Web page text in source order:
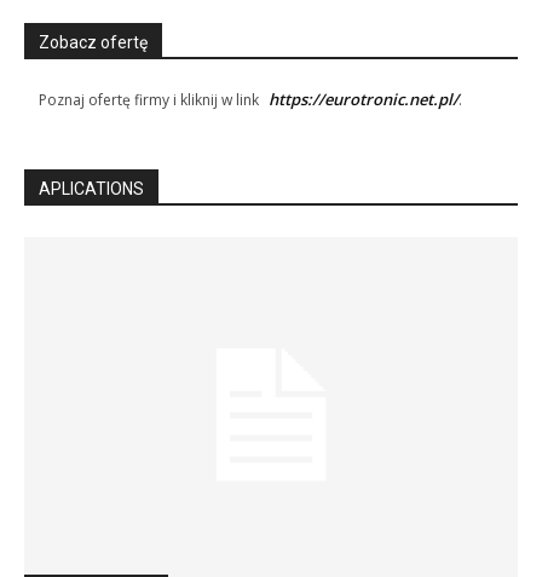
Zobacz ofertę
Poznaj ofertę firmy i kliknij w link https://eurotronic.net.pl/.
APLICATIONS